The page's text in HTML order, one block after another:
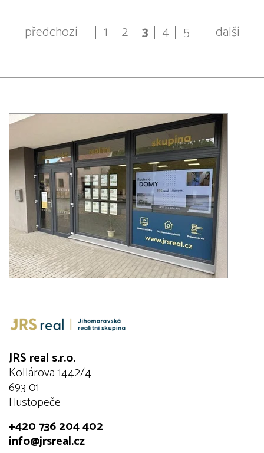
předchozí 1 2 3 4 5 další
JRS real s.r.o.
Kollárova 1442/4
693 01
Hustopeče
+420 736 204 402
info@jrsreal.cz